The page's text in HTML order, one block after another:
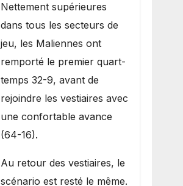
Nettement supérieures
dans tous les secteurs de
jeu, les Maliennes ont
remporté le premier quart-
temps 32-9, avant de
rejoindre les vestiaires avec
une confortable avance
(64-16).
Au retour des vestiaires, le
scénario est resté le même.